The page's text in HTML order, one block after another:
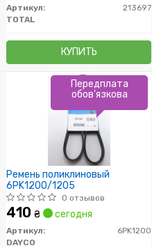
Артикул:
213697
TOTAL
КУПИТЬ
Ремень поликлиновый
6PK1200/1205
0 отзывов
410 ₴ сегодня
Артикул:
6PK1200
DAYCO
Передплата
обов'язкова